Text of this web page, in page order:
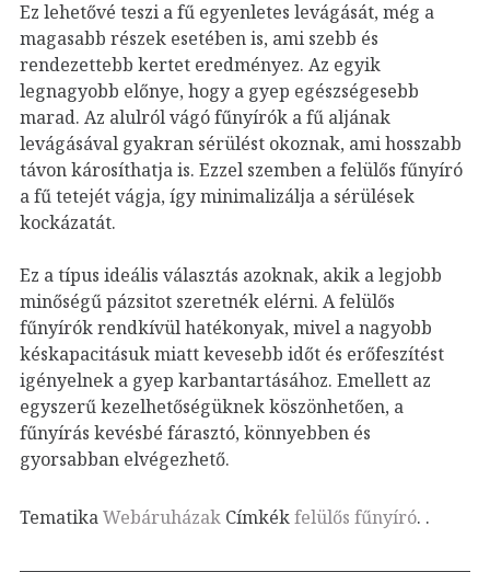
Ez lehetővé teszi a fű egyenletes levágását, még a
magasabb részek esetében is, ami szebb és
rendezettebb kertet eredményez. Az egyik
legnagyobb előnye, hogy a gyep egészségesebb
marad. Az alulról vágó fűnyírók a fű aljának
levágásával gyakran sérülést okoznak, ami hosszabb
távon károsíthatja is. Ezzel szemben a felülős fűnyíró
a fű tetejét vágja, így minimalizálja a sérülések
kockázatát.
Ez a típus ideális választás azoknak, akik a legjobb
minőségű pázsitot szeretnék elérni. A felülős
fűnyírók rendkívül hatékonyak, mivel a nagyobb
késkapacitásuk miatt kevesebb időt és erőfeszítést
igényelnek a gyep karbantartásához. Emellett az
egyszerű kezelhetőségüknek köszönhetően, a
fűnyírás kevésbé fárasztó, könnyebben és
gyorsabban elvégezhető.
TematikaWebáruházak Címkékfelülős fűnyíró. .